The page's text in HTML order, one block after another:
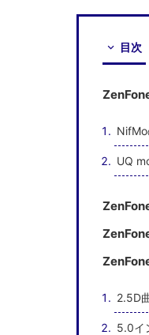
目次
NifMo
UQ
2.5D
5.0イ